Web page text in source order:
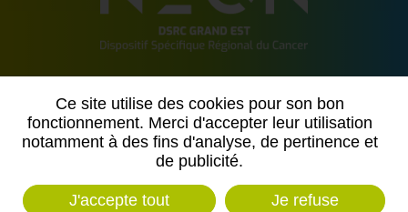
Ce site utilise des cookies pour son bon
fonctionnement. Merci d'accepter leur utilisation
notamment à des fins d'analyse, de pertinence et
de publicité.
J'accepte tout Je refuse
54500 VANDOEUVRE LES NANCY
Contactez-nous